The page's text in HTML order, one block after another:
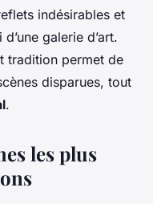
indésirables et
galerie d’art.
tradition permet de
disparues, tout
.
les plus